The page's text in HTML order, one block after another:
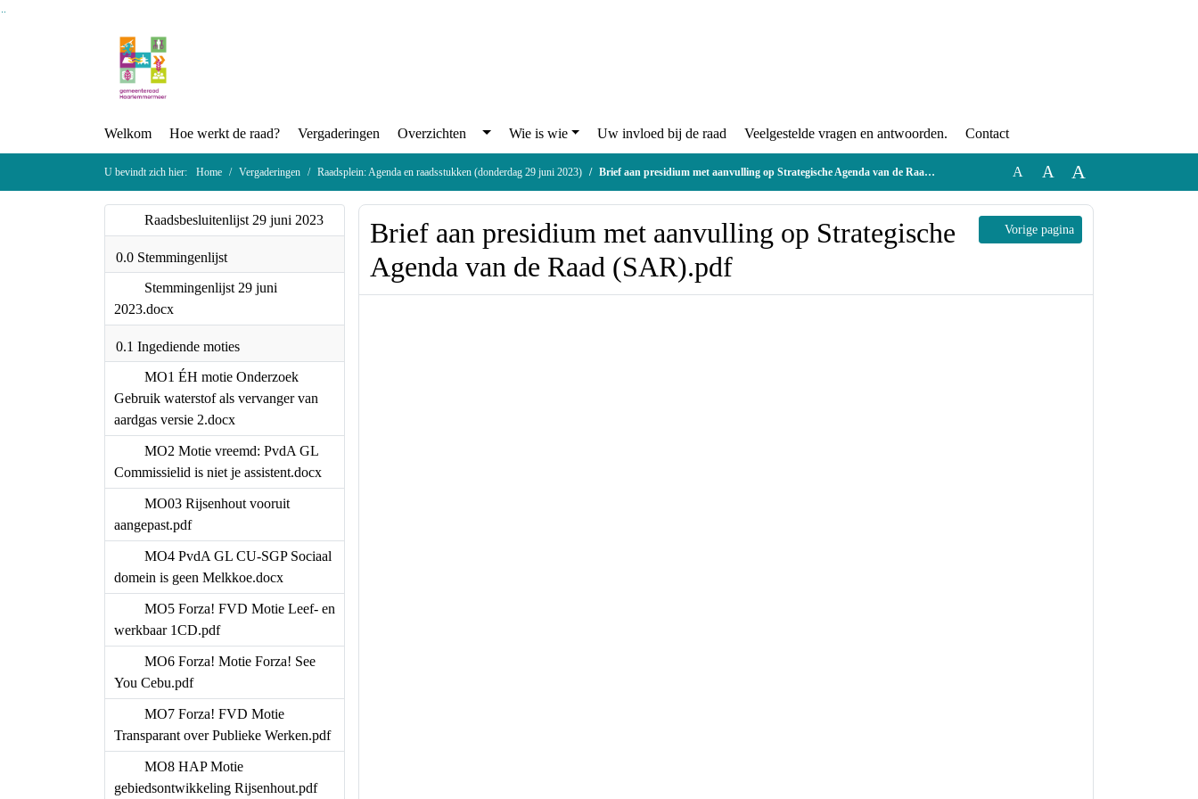
Welkom Hoe werkt de raad? Vergaderingen Overzichten Wie is wie Uw invloed bij de raad Veelgestelde vragen en antwoorden. Contact
U bevindt zich hier: Home Vergaderingen Raadsplein: Agenda en raadsstukken (donderdag 29 juni 2023) Brief aan presidium met aanvulling op Strategische Agenda van de Raad (SAR).pdf A A A
Raadsbesluitenlijst 29 juni 2023
0.0 Stemmingenlijst
Stemmingenlijst 29 juni
2023.docx
0.1 Ingediende moties
MO1 ÉH motie Onderzoek
Gebruik waterstof als vervanger van
aardgas versie 2.docx
MO2 Motie vreemd: PvdA GL
Commissielid is niet je assistent.docx
MO03 Rijsenhout vooruit
aangepast.pdf
MO4 PvdA GL CU-SGP Sociaal
domein is geen Melkkoe.docx
MO5 Forza! FVD Motie Leef- en
werkbaar 1CD.pdf
MO6 Forza! Motie Forza! See
You Cebu.pdf
MO7 Forza! FVD Motie
Transparant over Publieke Werken.pdf
MO8 HAP Motie
gebiedsontwikkeling Rijsenhout.pdf
Vorige pagina
Brief aan presidium met aanvulling op Strategische
Agenda van de Raad (SAR).pdf